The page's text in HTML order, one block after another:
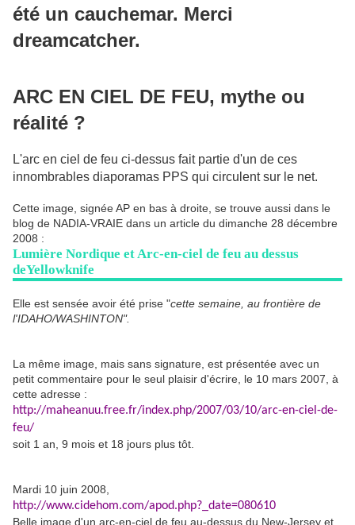
été un cauchemar. Merci
dreamcatcher.
ARC EN CIEL DE FEU, mythe ou
réalité ?
L'arc en ciel de feu ci-dessus fait partie d'un de ces
innombrables diaporamas PPS qui circulent sur le net.
Cette image, signée AP en bas à droite, se trouve aussi dans le
blog de NADIA-VRAIE dans un article du dimanche 28 décembre
2008 :
Lumière Nordique et Arc-en-ciel de feu au dessus
deYellowknife
Elle est sensée avoir été prise "cette semaine, au frontière de
l'IDAHO/WASHINTON".
La même image, mais sans signature, est présentée avec un
petit commentaire pour le seul plaisir d'écrire, le 10 mars 2007, à
cette adresse :
http://maheanuu.free.fr/index.php/2007/03/10/arc-en-ciel-de-
feu/
soit 1 an, 9 mois et 18 jours plus tôt.
Mardi 10 juin 2008,
http://www.cidehom.com/apod.php?_date=080610
Belle image d'un arc-en-ciel de feu au-dessus du New-Jersey et